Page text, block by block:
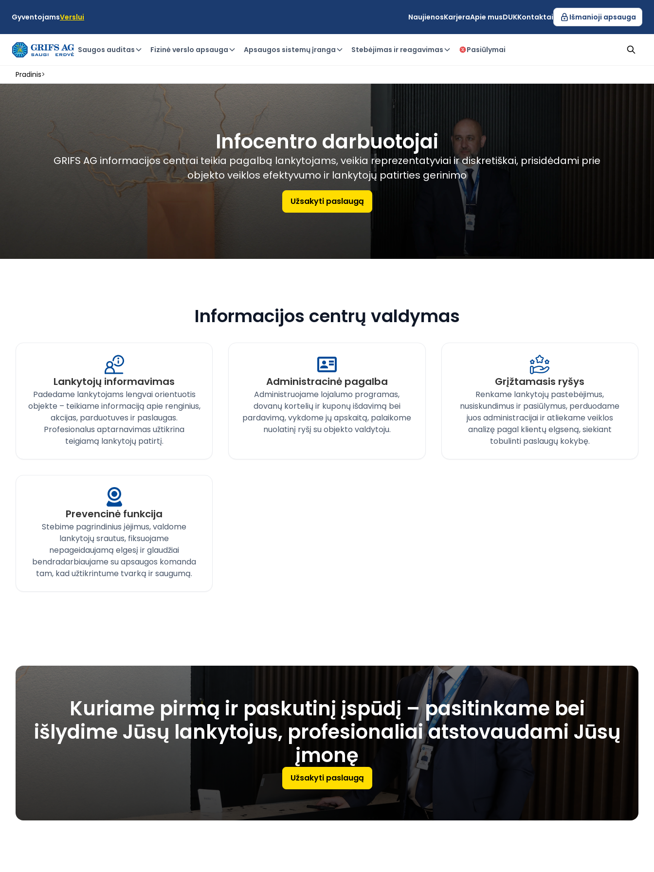
GyventojamsVerslui NaujienosKarjeraApie musDUKKontaktai Išmanioji apsauga
Saugos auditas Fizinė verslo apsauga Apsaugos sistemų įranga Stebėjimas ir reagavimas Pasiūlymai
Pradinis>
Infocentro darbuotojai
GRIFS AG informacijos centrai teikia pagalbą lankytojams, veikia reprezentatyviai ir diskretiškai, prisidėdami prie
objekto veiklos efektyvumo ir lankytojų patirties gerinimo
Užsakyti paslaugą
Informacijos centrų valdymas
Lankytojų informavimas
Padedame lankytojams lengvai orientuotis
objekte – teikiame informaciją apie renginius,
akcijas, parduotuves ir paslaugas.
Profesionalus aptarnavimas užtikrina
teigiamą lankytojų patirtį.
Administracinė pagalba
Administruojame lojalumo programas,
dovanų kortelių ir kuponų išdavimą bei
pardavimą, vykdome jų apskaitą, palaikome
nuolatinį ryšį su objekto valdytoju.
Grįžtamasis ryšys
Renkame lankytojų pastebėjimus,
nusiskundimus ir pasiūlymus, perduodame
juos administracijai ir atliekame veiklos
analizę pagal klientų elgseną, siekiant
tobulinti paslaugų kokybę.
Prevencinė funkcija
Stebime pagrindinius įėjimus, valdome
lankytojų srautus, fiksuojame
nepageidaujamą elgesį ir glaudžiai
bendradarbiaujame su apsaugos komanda
tam, kad užtikrintume tvarką ir saugumą.
Kuriame pirmą ir paskutinį įspūdį – pasitinkame bei
išlydime Jūsų lankytojus, profesionaliai atstovaudami Jūsų
įmonę
Užsakyti paslaugą